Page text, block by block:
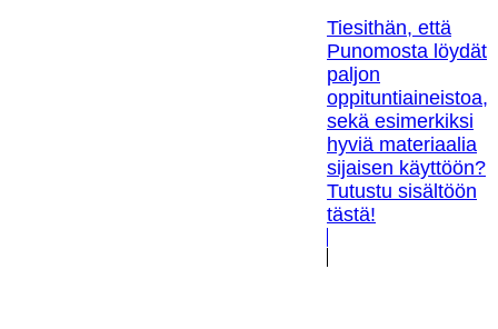
Tiesithän, että
Punomosta löydät
paljon
oppituntiaineistoa,
sekä esimerkiksi
hyviä materiaalia
sijaisen käyttöön?
Tutustu sisältöön
tästä!